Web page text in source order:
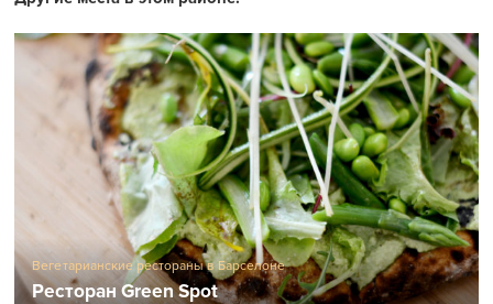
Вегетарианские рестораны в Барселоне
Ресторан Green Spot